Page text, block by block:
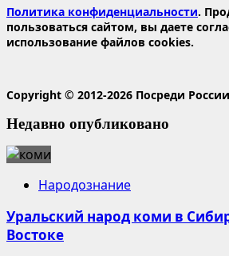
Политика конфиденциальности.
пользоваться сайтом, вы даете
использование файлов cookies.
Copyright © 2012-2026 Посреди России
Недавно опубликовано
Народознание
Уральский народ коми в
Востоке